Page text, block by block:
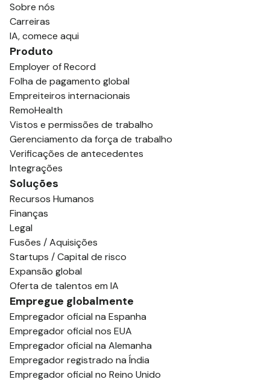
Sobre nós
Carreiras
IA, comece aqui
Produto
Employer of Record
Folha de pagamento global
Empreiteiros internacionais
RemoHealth
Vistos e permissões de trabalho
Gerenciamento da força de trabalho
Verificações de antecedentes
Integrações
Soluções
Recursos Humanos
Finanças
Legal
Fusões / Aquisições
Startups / Capital de risco
Expansão global
Oferta de talentos em IA
Empregue globalmente
Empregador oficial na Espanha
Empregador oficial nos EUA
Empregador oficial na Alemanha
Empregador registrado na Índia
Empregador oficial no Reino Unido